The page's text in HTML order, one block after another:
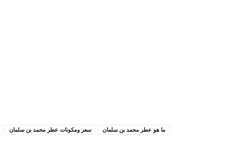
سعر ومكونات عطر محمد بن سلمان ما هو عطر محمد بن سلمان